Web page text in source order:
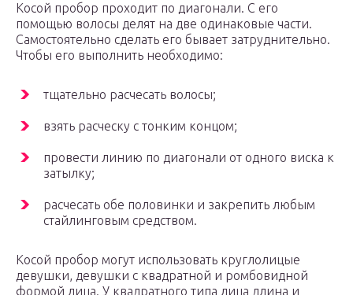
Косой пробор проходит по диагонали. С его
помощью волосы делят на две одинаковые части.
Самостоятельно сделать его бывает затруднительно.
Чтобы его выполнить необходимо:
тщательно расчесать волосы;
взять расческу с тонким концом;
провести линию по диагонали от одного виска к
затылку;
расчесать обе половинки и закрепить любым
стайлинговым средством.
Косой пробор могут использовать круглолицые
девушки, девушки с квадратной и ромбовидной
формой лица. У квадратного типа лица длина и